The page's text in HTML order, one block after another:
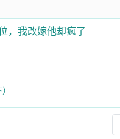
，我改嫁他却疯了